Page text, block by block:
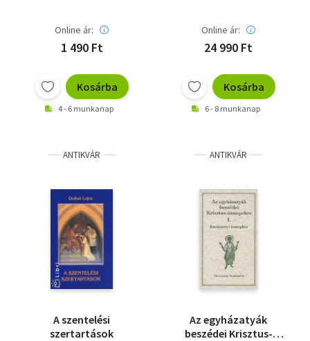
Online ár:
1 490 Ft
Kosárba
4 - 6 munkanap
Online ár:
24 990 Ft
Kosárba
6 - 8 munkanap
ANTIKVÁR
A szentelési
szertartások
ANTIKVÁR
Az egyházatyák
beszédei Krisztus-